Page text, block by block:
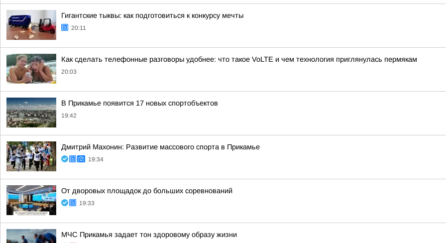
Гигантские тыквы: как подготовиться к конкурсу мечты
20:11
Как сделать телефонные разговоры удобнее: что такое VoLTE и чем технология приглянулась пермякам
20:03
В Прикамье появится 17 новых спортобъектов
19:42
Дмитрий Махонин: Развитие массового спорта в Прикамье
19:34
От дворовых площадок до больших соревнований
19:33
МЧС Прикамья задает тон здоровому образу жизни